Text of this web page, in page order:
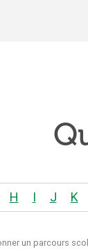
H I J K
un parcours